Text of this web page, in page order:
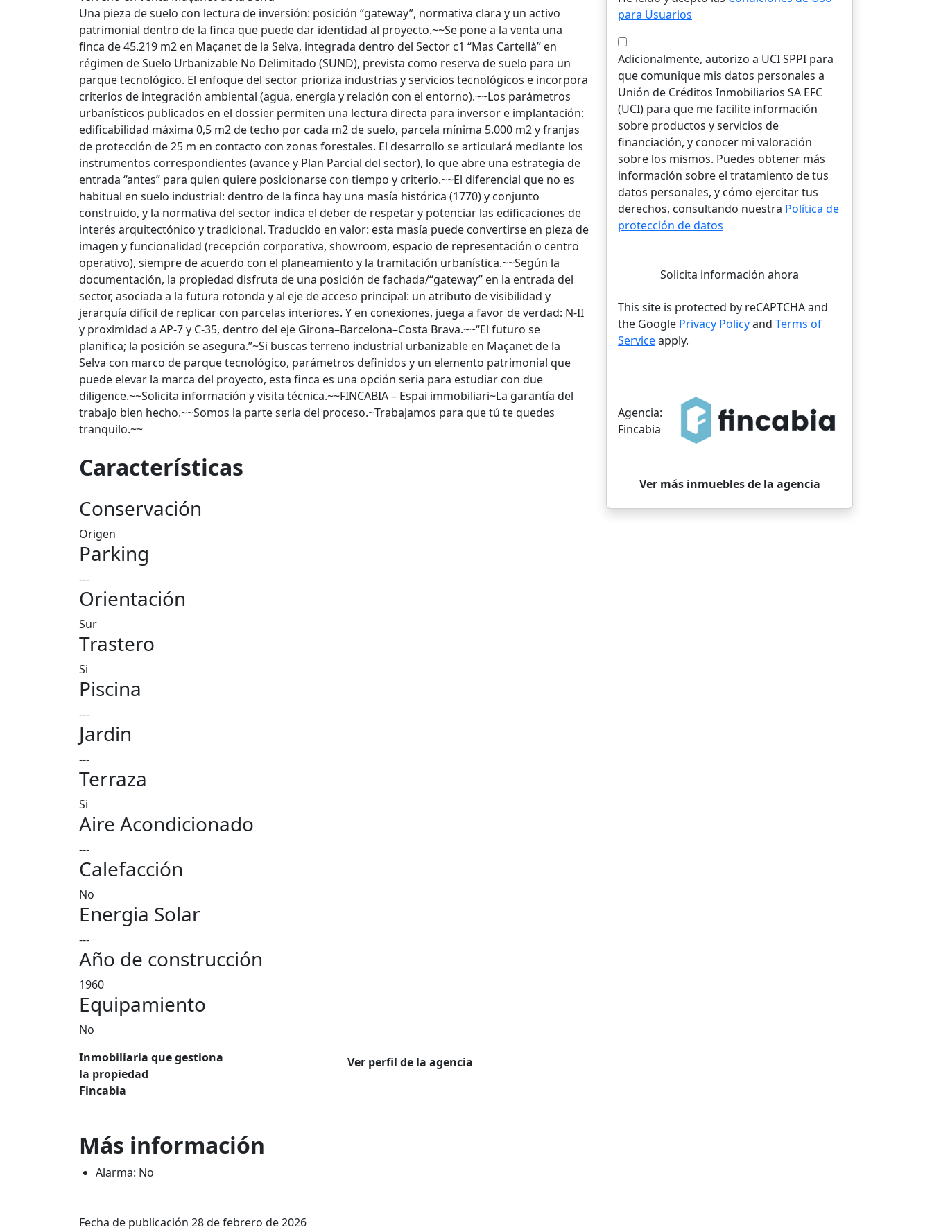
Una pieza de suelo con lectura de inversión: posición “gateway”, normativa clara y un activo
patrimonial dentro de la finca que puede dar identidad al proyecto.~~Se pone a la venta una
finca de 45.219 m2 en Maçanet de la Selva, integrada dentro del Sector c1 “Mas Cartellà” en
régimen de Suelo Urbanizable No Delimitado (SUND), prevista como reserva de suelo para un
parque tecnológico. El enfoque del sector prioriza industrias y servicios tecnológicos e incorpora
criterios de integración ambiental (agua, energía y relación con el entorno).~~Los parámetros
urbanísticos publicados en el dossier permiten una lectura directa para inversor e implantación:
edificabilidad máxima 0,5 m2 de techo por cada m2 de suelo, parcela mínima 5.000 m2 y franjas
de protección de 25 m en contacto con zonas forestales. El desarrollo se articulará mediante los
instrumentos correspondientes (avance y Plan Parcial del sector), lo que abre una estrategia de
entrada “antes” para quien quiere posicionarse con tiempo y criterio.~~El diferencial que no es
habitual en suelo industrial: dentro de la finca hay una masía histórica (1770) y conjunto
construido, y la normativa del sector indica el deber de respetar y potenciar las edificaciones de
interés arquitectónico y tradicional. Traducido en valor: esta masía puede convertirse en pieza de
imagen y funcionalidad (recepción corporativa, showroom, espacio de representación o centro
operativo), siempre de acuerdo con el planeamiento y la tramitación urbanística.~~Según la
documentación, la propiedad disfruta de una posición de fachada/“gateway” en la entrada del
sector, asociada a la futura rotonda y al eje de acceso principal: un atributo de visibilidad y
jerarquía difícil de replicar con parcelas interiores. Y en conexiones, juega a favor de verdad: N-II
y proximidad a AP-7 y C-35, dentro del eje Girona–Barcelona–Costa Brava.~~“El futuro se
planifica; la posición se asegura.”~Si buscas terreno industrial urbanizable en Maçanet de la
Selva con marco de parque tecnológico, parámetros definidos y un elemento patrimonial que
puede elevar la marca del proyecto, esta finca es una opción seria para estudiar con due
diligence.~~Solicita información y visita técnica.~~FINCABIA – Espai immobiliari~La garantía del
trabajo bien hecho.~~Somos la parte seria del proceso.~Trabajamos para que tú te quedes
tranquilo.~~
Características
Conservación
Origen
Parking
---
Orientación
Sur
Trastero
Si
Piscina
---
Jardin
---
Terraza
Si
Aire Acondicionado
---
Calefacción
No
Energia Solar
---
Año de construcción
1960
Equipamiento
No
Inmobiliaria que gestiona
la propiedad
Fincabia
Ver perfil de la agencia
Más información
Alarma: No
Fecha de publicación 28 de febrero de 2026
para Usuarios
Adicionalmente, autorizo a UCI SPPI para
que comunique mis datos personales a
Unión de Créditos Inmobiliarios SA EFC
(UCI) para que me facilite información
sobre productos y servicios de
financiación, y conocer mi valoración
sobre los mismos. Puedes obtener más
información sobre el tratamiento de tus
datos personales, y cómo ejercitar tus
derechos, consultando nuestra Política de
protección de datos
Solicita información ahora
This site is protected by reCAPTCHA and
the Google Privacy Policyand Terms of
Serviceapply.
Agencia:
Fincabia
Ver más inmuebles de la agencia